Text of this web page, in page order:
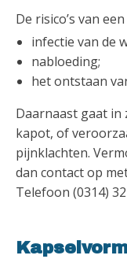
De risico’s van
infectie van de
nabloeding;
het ontstaan
Daarnaast gaat in
kapot, of
pijnklachten.
dan contact op
Telefoon (0314)